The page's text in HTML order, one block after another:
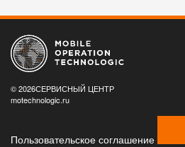
© 2026СЕРВИСНЫЙ ЦЕНТР
motechnologic.ru
Пользовательское соглашение